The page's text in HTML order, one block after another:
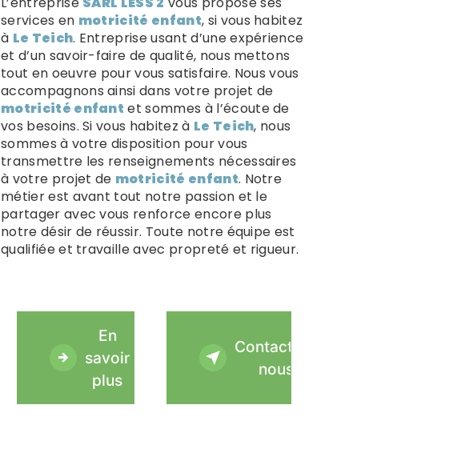
services en motricité enfant, si vous habitez
à Le Teich. Entreprise usant d’une expérience
et d’un savoir-faire de qualité, nous mettons
tout en oeuvre pour vous satisfaire. Nous vous
accompagnons ainsi dans votre projet de
motricité enfant et sommes à l’écoute de
vos besoins. Si vous habitez à Le Teich, nous
sommes à votre disposition pour vous
transmettre les renseignements nécessaires
à votre projet de motricité enfant. Notre
métier est avant tout notre passion et le
partager avec vous renforce encore plus
notre désir de réussir. Toute notre équipe est
qualifiée et travaille avec propreté et rigueur.
En
savoir
plus
Contactez-
nous